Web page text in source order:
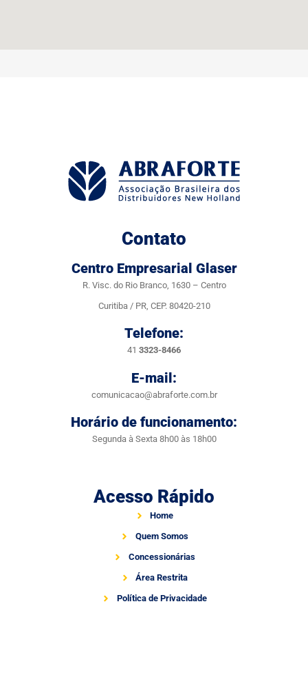
Contato
Centro Empresarial Glaser
R. Visc. do Rio Branco, 1630 – Centro
Curitiba / PR, CEP. 80420-210
Telefone:
41 3323-8466
E-mail:
comunicacao@abraforte.com.br
Horário de funcionamento:
Segunda à Sexta 8h00 às 18h00
Acesso Rápido
Home
Quem Somos
Concessionárias
Área Restrita
Política de Privacidade